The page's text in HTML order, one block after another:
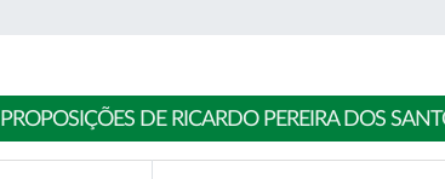
PROPOSIÇÕES DE RICARDO PEREIRA DOS